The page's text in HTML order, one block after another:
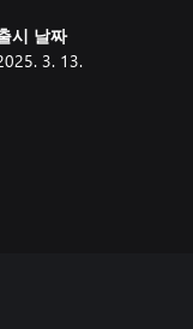
시 날짜
3. 13.